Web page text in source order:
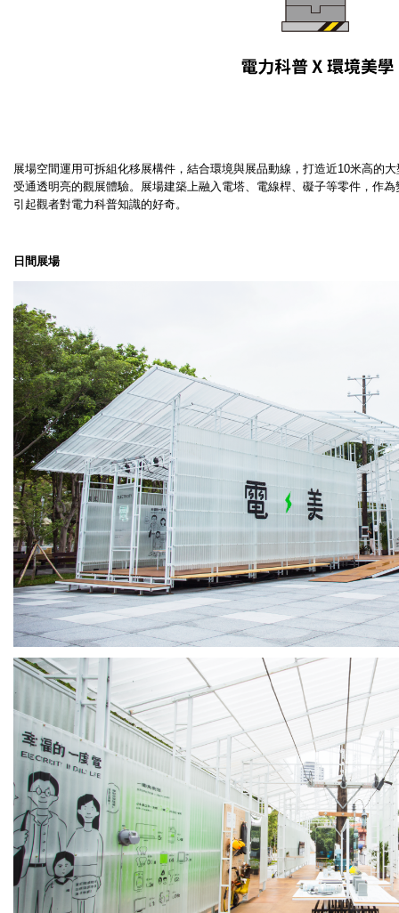
展場空間運用可拆組化移展構件，結合環境與展品動線，打造近10米高的
受通透明亮的觀展體驗。展場建築上融入電塔、電線桿、礙子等零件，作
引起觀者對電力科普知識的好奇。
日間展場